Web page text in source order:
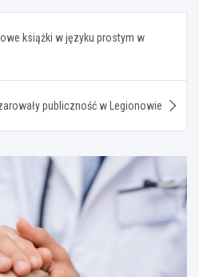
książki w języku prostym w
publiczność w Legionowie